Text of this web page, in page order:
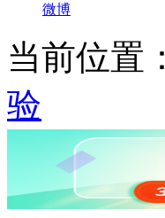
微博
当前位置：
验